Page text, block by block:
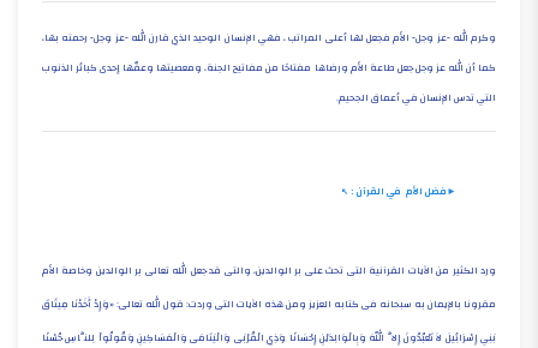
وكرم الله -عز وجل- الأم فجعل لها أعلى المراتب ، فهي الإنسان الوحيد الذي قارن الله -عز وجل- رحمته بها،
كما أن الله عز وجل جعل طاعة الأم ورضاها مفتاحًا من مفاتيح الجنة، ومعصيتها وعقّها إحدى كبائر الذنوب
التي تدس الإنسان في أعماق الجحيم.
►فضل الأم في القرآن :
ورد الكثير من الآيات القرآنية التى تحث على بر الوالدين، والتى قد جعل الله تعالى بر الوالدين وخاصة الأم
مقرونا بالإيمان به سبحانه فى كتابه العزيز ومن هذه الآيات التى وردت: قول الله تعالى: «وَإِذْ أَخَذْنَا مِيثَاقَ
بَنِي إِسْرَائِيلَ لاَ تَعْبُدُونَ إِلاَّ اللّهَ وَبِالْوَالِدَيْنِ إِحْسَانًا وَذِي الْقُرْبَى وَالْيَتَامَى وَالْمَسَاكِينِ وَقُولُواْ لِلنَّاسِ حُسْنًا